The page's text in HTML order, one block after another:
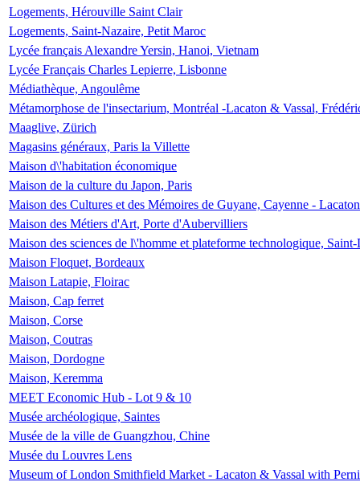
Logements, Hérouville Saint Clair
Logements, Saint-Nazaire, Petit Maroc
Lycée français Alexandre Yersin, Hanoi, Vietnam
Lycée Français Charles Lepierre, Lisbonne
Médiathèque, Angoulême
Métamorphose de l'insectarium, Montréal -Lacaton & Vassal,
Maaglive, Zürich
Magasins généraux, Paris la Villette
Maison d\'habitation économique
Maison de la culture du Japon, Paris
Maison des Cultures et des Mémoires de Guyane, Cayenne -
Maison des Métiers d'Art, Porte d'Aubervilliers
Maison des sciences de l\'homme et plateforme technologique,
Maison Floquet, Bordeaux
Maison Latapie, Floirac
Maison, Cap ferret
Maison, Corse
Maison, Coutras
Maison, Dordogne
Maison, Keremma
MEET Economic Hub - Lot 9 & 10
Musée archéologique, Saintes
Musée de la ville de Guangzhou, Chine
Musée du Louvres Lens
Museum of London Smithfield Market - Lacaton & Vassal with